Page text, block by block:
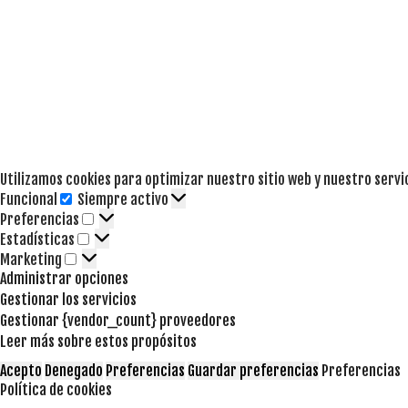
Utilizamos cookies para optimizar nuestro sitio web y nuestro
Funcional
Funcional
Siempre activo
Preferencias
Preferencias
Estadísticas Estadísticas
Marketing Marketing
Administrar opciones
Gestionar los servicios
Gestionar {vendor_count} proveedores
Leer más sobre estos propósitos
Acepto Denegado Preferencias Guardar preferencias Preferencias
Política de cookies